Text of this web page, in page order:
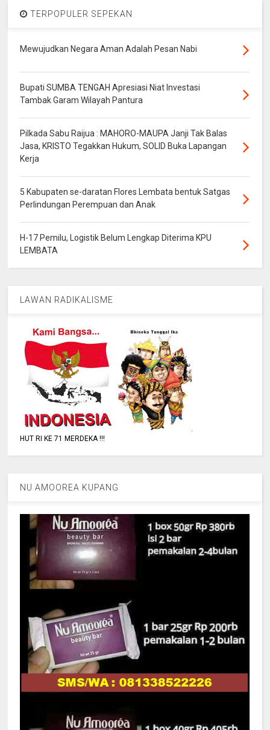
TERPOPULER SEPEKAN
Mewujudkan Negara Aman Adalah Pesan Nabi
Bupati SUMBA TENGAH Apresiasi Niat Investasi
Tambak Garam Wilayah Pantura
Pilkada Sabu Raijua : MAHORO-MAUPA Janji Tak Balas
Jasa, KRISTO Tegakkan Hukum, SOLID Buka Lapangan
Kerja
5 Kabupaten se-daratan Flores Lembata bentuk Satgas
Perlindungan Perempuan dan Anak
H-17 Pemilu, Logistik Belum Lengkap Diterima KPU
LEMBATA
LAWAN RADIKALISME
HUT RI KE 71 MERDEKA !!!
NU AMOOREA KUPANG